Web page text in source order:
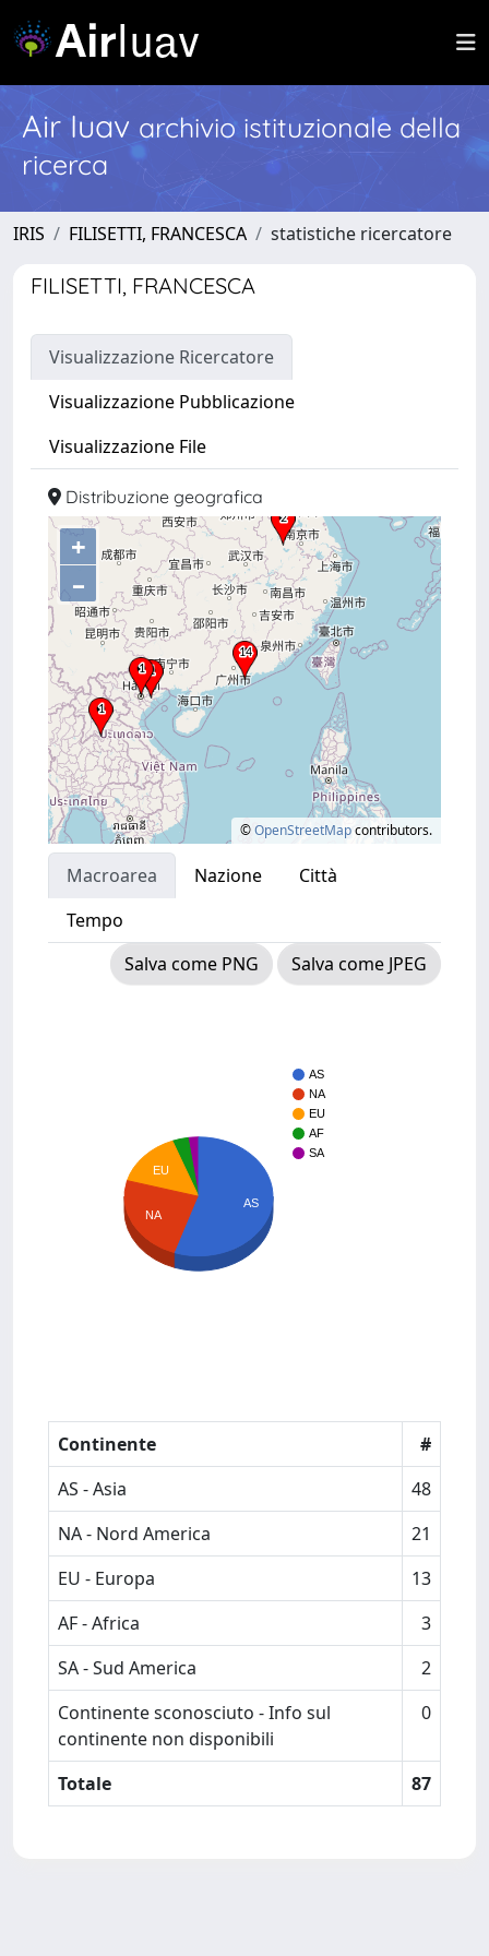
Air Iuav archivio istituzionale della
ricerca
IRIS FILISETTI, FRANCESCA statistiche ricercatore
FILISETTI, FRANCESCA
Visualizzazione Ricercatore
Visualizzazione Pubblicazione
Visualizzazione File
Distribuzione geografica
+
–
©OpenStreetMapcontributors.
Macroarea Nazione
Città
Tempo
Salva come PNG
Salva come JPEG
AS
NA
EU
AF
SA
EU
NA
AS
Continente
#
AS - Asia
48
NA - Nord America
21
EU - Europa
13
AF - Africa
3
SA - Sud America
2
Continente sconosciuto - Info sul
continente non disponibili
0
Totale 87